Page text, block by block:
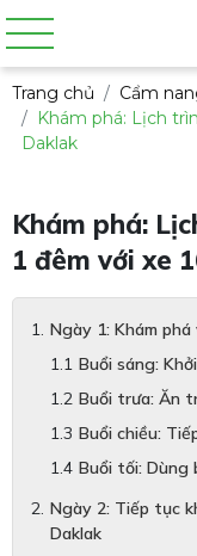
Trang chủ
Cẩm
Khám phá: Lịch
Daklak
Khám phá:
1 đêm với xe
Ngày 1: Khám
Buổi sáng:
Buổi trưa: Ăn
Buổi chiều:
Buổi tối: Dùng
Ngày 2: Tiếp tục
Daklak